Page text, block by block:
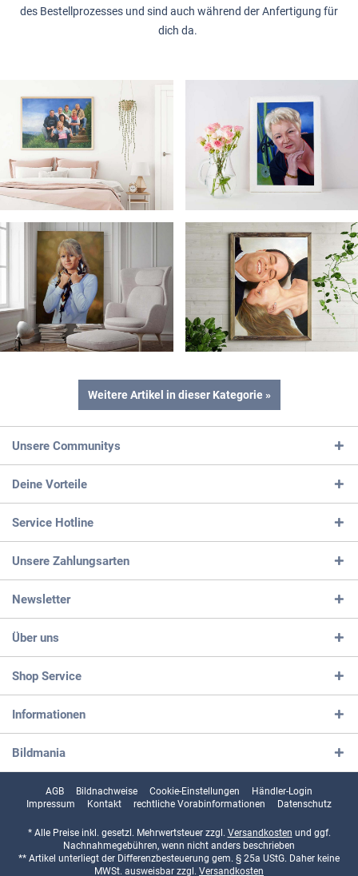
des Bestellprozesses und sind auch während der Anfertigung für
dich da.
Weitere Artikel in dieser Kategorie »
Unsere Communitys
Deine Vorteile
Service Hotline
Unsere Zahlungsarten
Newsletter
Über uns
Shop Service
Informationen
Bildmania
AGB Bildnachweise Cookie-Einstellungen
Händler-Login
Impressum
Kontakt rechtliche Vorabinformationen Datenschutz
* Alle Preise inkl. gesetzl. Mehrwertsteuer zzgl. Versandkosten und ggf.
Nachnahmegebühren, wenn nicht anders beschrieben
** Artikel unterliegt der Differenzbesteuerung gem. § 25a UStG. Daher keine
MWSt. ausweisbar zzgl. Versandkosten